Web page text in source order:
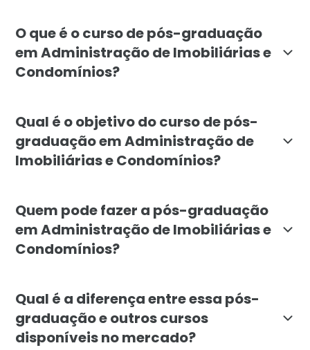
O que é o curso de pós-graduação
em Administração de Imobiliárias e
Condomínios?
Qual é o objetivo do curso de pós-
graduação em Administração de
Imobiliárias e Condomínios?
Quem pode fazer a pós-graduação
em Administração de Imobiliárias e
Condomínios?
Qual é a diferença entre essa pós-
graduação e outros cursos
disponíveis no mercado?